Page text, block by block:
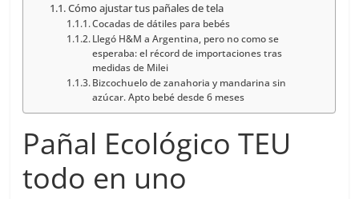
Cómo ajustar tus pañales de tela
Cocadas de dátiles para bebés
Llegó H&M a Argentina, pero no como se
esperaba: el récord de importaciones tras
medidas de Milei
Bizcochuelo de zanahoria y mandarina sin
azúcar. Apto bebé desde 6 meses
Pañal Ecológico TEU
todo en uno